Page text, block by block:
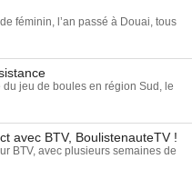
féminin, l’an passé à Douai, tous
jeu de boules en région Sud, le
avec BTV, BoulistenauteTV !
BTV, avec plusieurs semaines de